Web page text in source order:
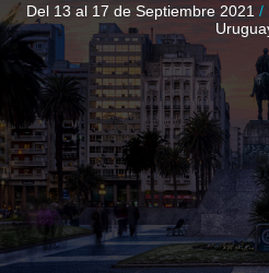
Del 13 al 17 de Septiembre 2021 /